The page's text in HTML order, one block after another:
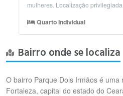
mulheres. Localização
Quarto Individual
Bairro onde se localiza
O bairro Parque Dois Irmãos é
Fortaleza, capital do estado do